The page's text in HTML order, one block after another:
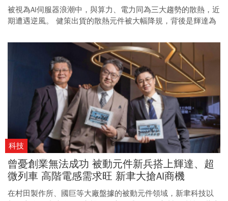
被視為AI伺服器浪潮中，與算力、電力同為三大趨勢的散熱，近
期遭遇逆風。 健策出貨的散熱元件被大幅降規，背後是輝達為
科技
曾憂創業無法成功 被動元件新兵搭上輝達、超
微列車 高階電感需求旺 新聿大搶AI商機
在村田製作所、國巨等大廠盤據的被動元件領域，新聿科技以